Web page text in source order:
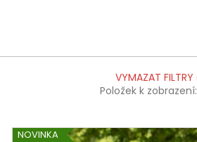
VYMAZAT FILTRY
Položek k zobrazení:
NOVINKA